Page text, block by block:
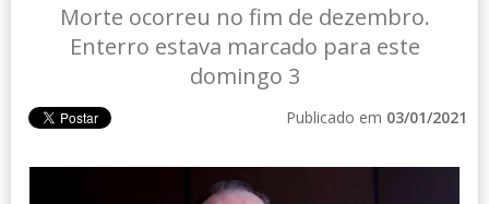
Morte ocorreu no fim de dezembro.
Enterro estava marcado para este
domingo 3
Publicado em 03/01/2021